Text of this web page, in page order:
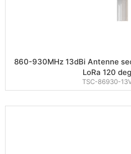
860-930MHz 13dBi Antenne
LoRa 120
TSC-86930-